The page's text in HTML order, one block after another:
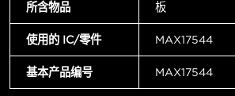
所含物品 板
使用的 IC/零件 MAX17544
基本产品编号 MAX17544